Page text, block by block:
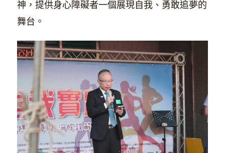
神，提供身心障礙者一個展現自我、勇敢追夢的
舞台。